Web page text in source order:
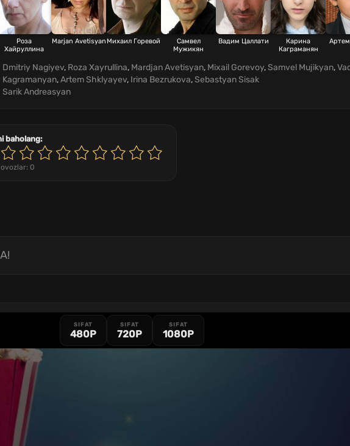
Роза
Хайруллина
Marjan Avetisyan Михаил Горевой
Самвел
Мужикян
Вадим Цаллати
Карина
Каграманян
Dmitriy Nagiyev, Roza Xayrullina, Mardjan Avetisyan, Mixail Gorevoy,Samvel Mujikyan,
Kagramanyan,Artem Shklyayev, Irina Bezrukova,Sebastyan Sisak
Sarik Andreasyan
baholang:
0
SIFAT
480P
SIFAT
720P
SIFAT
1080P